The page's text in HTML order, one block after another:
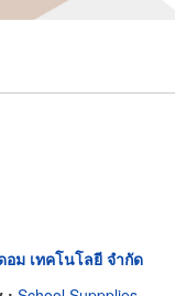
ม เทคโนโลยี จำกัด